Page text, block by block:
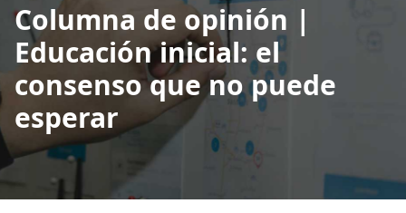
Columna de opinión |
Educación inicial: el
consenso que no puede
esperar